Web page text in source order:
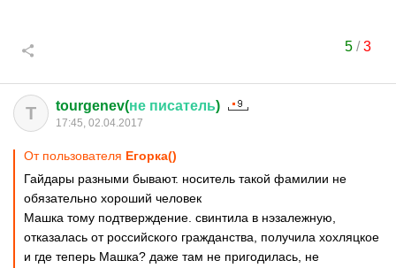
5/3
T tourgenev(не писатель)
17:45, 02.04.2017
От пользователя Егорка()
Гайдары разными бывают. носитель такой фамилии не
обязательно хороший человек
Машка тому подтверждение. свинтила в нэзалежную,
отказалась от российского гражданства, получила хохляцкое
и где теперь Машка? даже там не пригодилась, не